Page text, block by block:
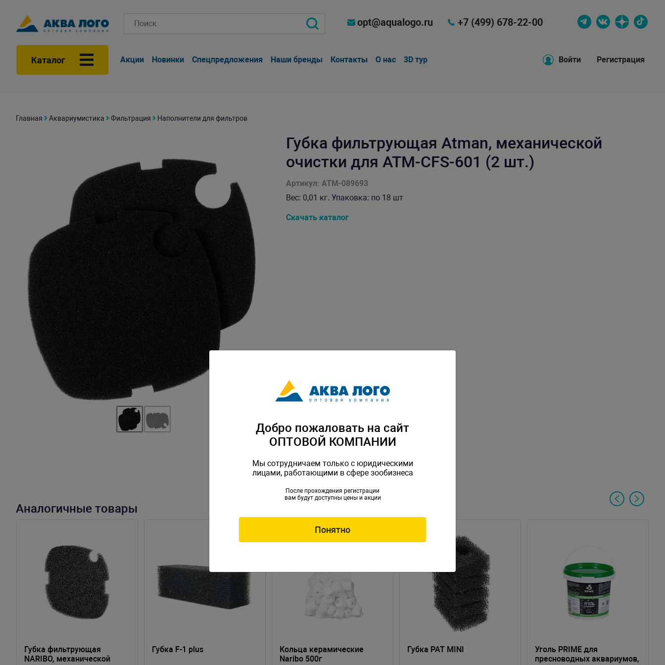
opt@aqualogo.ru +7 (499) 678-22-00
Каталог Акции Новинки Спецпредложения Наши бренды Контакты О нас 3D тур Войти Регистрация
Главная Аквариумистика Фильтрация Наполнители для фильтров
Губка фильтрующая Atman, механической
очистки для ATM-CFS-601 (2 шт.)
Артикул: ATM-089693
Вес: 0,01 кг. Упаковка: по 18 шт
Скачать каталог
Аналогичные товары
Губка фильтрующая
NARIBO, механической
Губка F-1 plus
Кольца керамические
Naribo 500г
Губка PAT MINI
Уголь PRIME для
пресноводных аквариумов,
Добро пожаловать на сайт
ОПТОВОЙ КОМПАНИИ
Мы сотрудничаем только с юридическими
лицами, работающими в сфере зообизнеса
После прохождения регистрации
вам будут доступны цены и акции
Понятно